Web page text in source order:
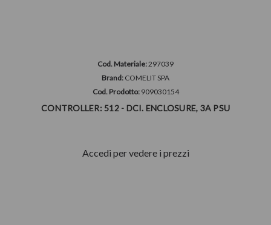
Cod. Materiale:297039
Brand: COMELIT SPA
Cod. Prodotto: 909030154
CONTROLLER: 512 - DCI. ENCLOSURE, 3A PSU
Accedi per vedere i prezzi